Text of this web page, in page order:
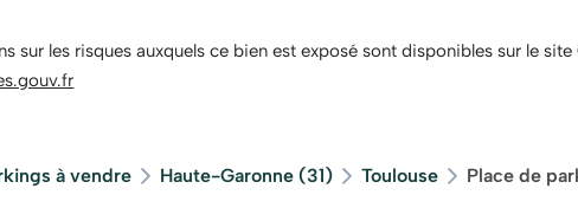
sur les risques auxquels ce bien est exposé sont disponibles sur le site
à vendre Haute-Garonne (31) Toulouse Place de